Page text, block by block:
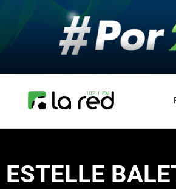
ESTELLE